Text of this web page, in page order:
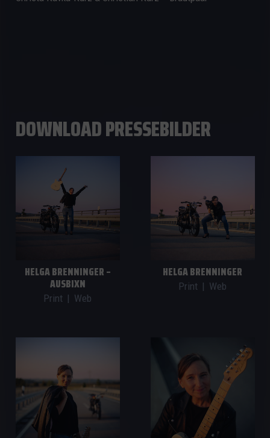
DOWNLOAD PRESSEBILDER
HELGA BRENNINGER –
AUSBIXN
Print | Web
HELGA BRENNINGER
Print | Web